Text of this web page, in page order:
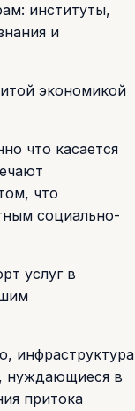
институты,
и
экономикой
что касается
что
социально-
услуг в
инфраструктура
нуждающиеся в
притока